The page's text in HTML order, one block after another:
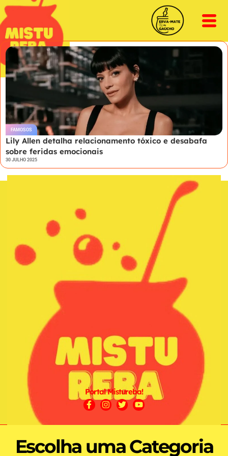
FAMOSOS
Lily Allen detalha relacionamento tóxico e desabafa
sobre feridas emocionais
30 JULHO 2025
Portal Mistureba!
Escolha uma Categoria